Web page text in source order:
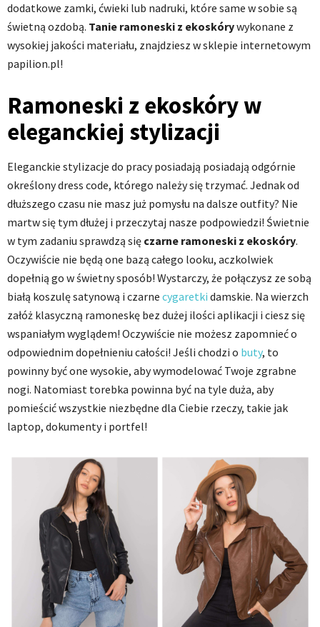
dodatkowe zamki, ćwieki lub nadruki, które same w sobie są
świetną ozdobą. Tanie ramoneski z ekoskórywykonane z
wysokiej jakości materiału, znajdziesz w sklepie internetowym
papilion.pl!
Ramoneski z ekoskóry w
eleganckiej stylizacji
Eleganckie stylizacje do pracy posiadają posiadają odgórnie
określony dress code, którego należy się trzymać. Jednak od
dłuższego czasu nie masz już pomysłu na dalsze outfity? Nie
martw się tym dłużej i przeczytaj nasze podpowiedzi! Świetnie
w tym zadaniu sprawdzą się czarne ramoneski z ekoskóry.
Oczywiście nie będą one bazą całego looku, aczkolwiek
dopełnią go w świetny sposób! Wystarczy, że połączysz ze sobą
białą koszulę satynową i czarne cygaretki damskie. Na wierzch
załóż klasyczną ramoneskę bez dużej ilości aplikacji i ciesz się
wspaniałym wyglądem! Oczywiście nie możesz zapomnieć o
odpowiednim dopełnieniu całości! Jeśli chodzi o buty, to
powinny być one wysokie, aby wymodelować Twoje zgrabne
nogi. Natomiast torebka powinna być na tyle duża, aby
pomieścić wszystkie niezbędne dla Ciebie rzeczy, takie jak
laptop, dokumenty i portfel!